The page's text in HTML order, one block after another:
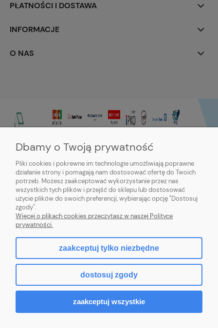
PŁATNOŚCI I DOSTAWA
INFORMACJE
O NAS
Sklep internetowy Purmo-online | ul. Dworcowa 20c, 89-600 Chojnice |
sklep@northbud.pl|600 688 174| NIP: 5611453503 | REGON: 093113714
Sklep internetowy Shoper.pl
Dbamy o Twoją prywatność
Pliki cookies i pokrewne im technologie umożliwiają poprawne
działanie strony i pomagają nam dostosować ofertę do Twoich
potrzeb. Możesz zaakceptować wykorzystanie przez nas
wszystkich tych plików i przejść do sklepu lub dostosować
użycie plików do swoich preferencji, wybierając opcję "Dostosuj
zgody".
Więcej o plikach cookies przeczytasz w naszej Polityce
prywatności.
zaakceptuj tylko niezbędne
dostosuj zgody
zaakceptuj wszystkie